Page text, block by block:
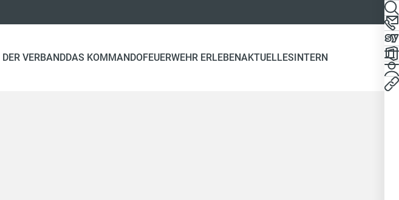
DER VERBANDDAS KOMMANDOFEUERWEHR ERLEBENAKTUELLESINTERN